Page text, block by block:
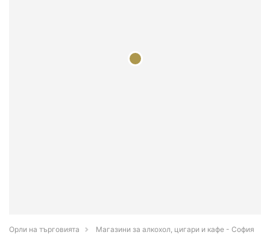
Орли на търговията
Магазини за алкохол, цигари и кафе - София